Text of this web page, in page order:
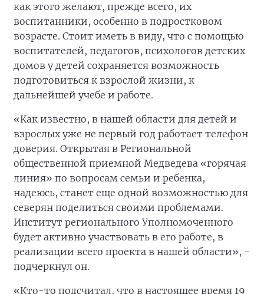
как этого желают, прежде всего, их
воспитанники, особенно в подростковом
возрасте. Стоит иметь в виду, что с помощью
воспитателей, педагогов, психологов детских
домов у детей сохраняется возможность
подготовиться к взрослой жизни, к
дальнейшей учебе и работе.
«Как известно, в нашей области для детей и
взрослых уже не первый год работает телефон
доверия. Открытая в Региональной
общественной приемной Медведева «горячая
линия» по вопросам семьи и ребенка,
надеюсь, станет еще одной возможностью для
северян поделиться своими проблемами.
Институт регионального Уполномоченного
будет активно участвовать в его работе, в
реализации всего проекта в нашей области», -
подчеркнул он.
«Кто-то подсчитал, что в настоящее время 19